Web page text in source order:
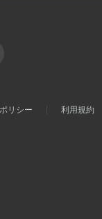
リシー 利用規約